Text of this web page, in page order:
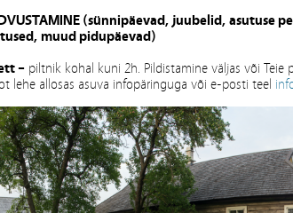
(sünnipäevad, juubelid, asutuse
muud pidupäevad)
– piltnik kohal kuni 2h. Pildistamine väljas või
lehe allosas asuva infopäringuga või e-posti teel